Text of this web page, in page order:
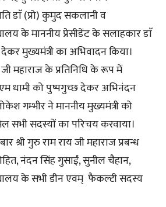
डाॅ (प्रो) कुमुद सकलानी व
के माननीय प्रेसीडेंट के सलाहकार डाॅ
मुख्यमंत्री का अभिवादन किया।
जी महाराज के प्रतिनिधि के रूप में
धामी को पुष्पगुच्छ देकर अभिनंदन
गम्भीर ने माननीय मुख्यमंत्री को
सभी सदस्यों का परिचय करवाया।
गुरु राम राय जी महाराज प्रबन्ध
नंदन सिंह गुसाईं, सुनील चैहान,
के सभी डीन एवम् फैकल्टी सदस्य